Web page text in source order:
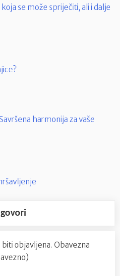
se može spriječiti, ali i dalje
harmonija za vaše
biti objavljena. Obavezna